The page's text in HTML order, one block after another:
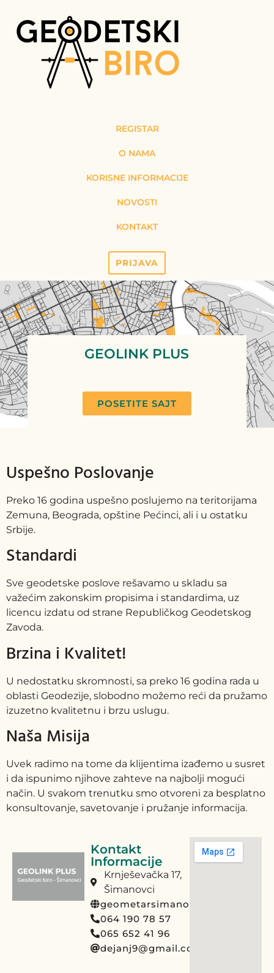
REGISTAR
O NAMA
KORISNE INFORMACIJE
NOVOSTI
KONTAKT
PRIJAVA
GEOLINK PLUS
POSETITE SAJT
Uspešno Poslovanje
Preko 16 godina uspešno poslujemo na teritorijama
Zemuna, Beograda, opštine Pećinci, ali i u ostatku
Srbije.
Standardi
Sve geodetske poslove rešavamo u skladu sa
važećim zakonskim propisima i standardima, uz
licencu izdatu od strane Republičkog Geodetskog
Zavoda.
Brzina i Kvalitet!
U nedostatku skromnosti, sa preko 16 godina rada u
oblasti Geodezije, slobodno možemo reći da pružamo
izuzetno kvalitetnu i brzu uslugu.
Naša Misija
Uvek radimo na tome da klijentima izađemo u susret
i da ispunimo njihove zahteve na najbolji mogući
način. U svakom trenutku smo otvoreni za besplatno
konsultovanje, savetovanje i pružanje informacija.
Kontakt
Informacije
Krnješevačka 17,
Šimanovci
geometarsimanovci.rs
064 190 78 57
065 652 41 96
dejanj9@gmail.com